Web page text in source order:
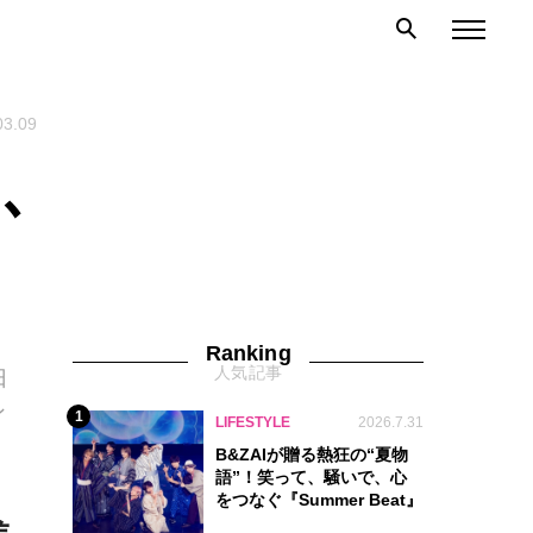
Ranking
人気記事
1 LIFESTYLE 2026.7.31
B&ZAIが贈る熱狂の“夏物
語”！笑って、騒いで、心
をつなぐ『Summer Beat』